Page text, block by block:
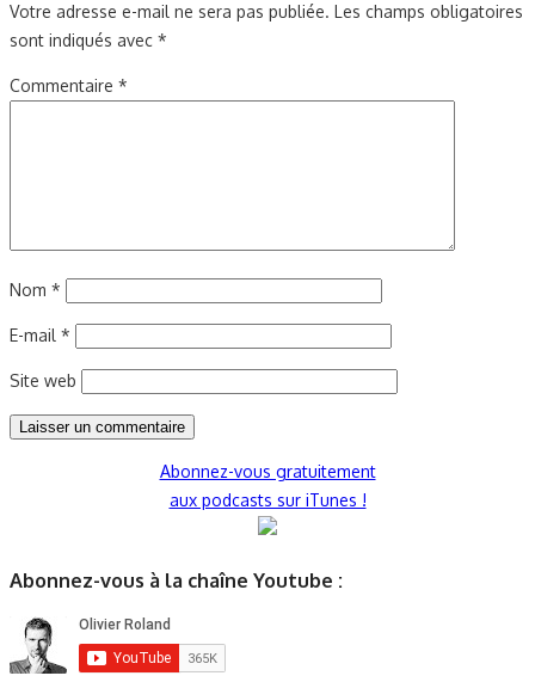
Votre adresse e-mail ne sera pas publiée. Les champs obligatoires
sont indiqués avec *
Commentaire *
Nom *
E-mail *
Site web
Abonnez-vous gratuitement
aux podcasts sur iTunes !
Abonnez-vous à la chaîne Youtube :